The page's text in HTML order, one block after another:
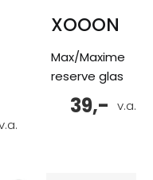
XOOON
Max/Maxime
reserve glas
v.a.
39,-